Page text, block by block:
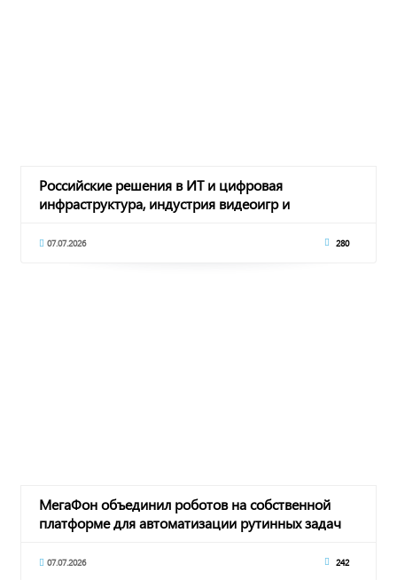
Российские решения в ИТ и цифровая
инфраструктура, индустрия видеоигр и
07.07.2026 280
МегаФон объединил роботов на собственной
платформе для автоматизации рутинных задач
07.07.2026 242